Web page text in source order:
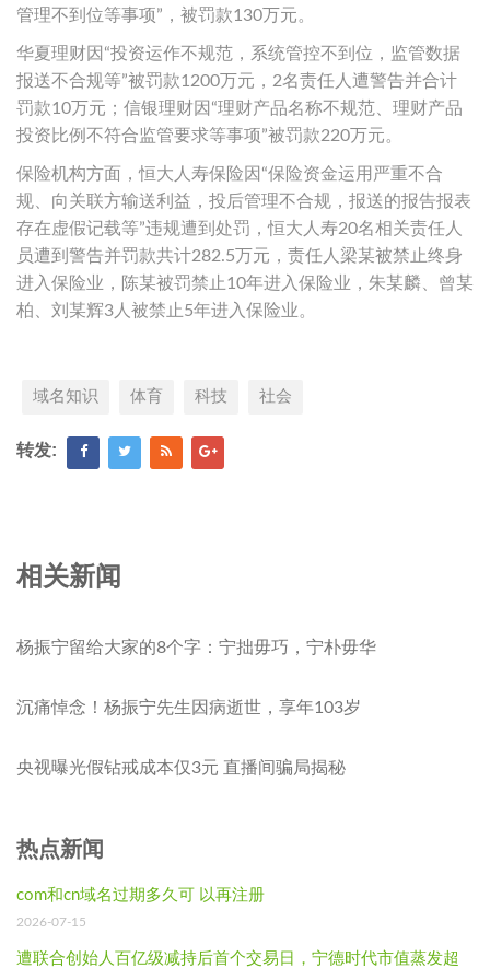
管理不到位等事项”，被罚款130万元。
华夏理财因“投资运作不规范，系统管控不到位，监管数据
报送不合规等”被罚款1200万元，2名责任人遭警告并合计
罚款10万元；信银理财因“理财产品名称不规范、理财产品
投资比例不符合监管要求等事项”被罚款220万元。
保险机构方面，恒大人寿保险因“保险资金运用严重不合
规、向关联方输送利益，投后管理不合规，报送的报告报表
存在虚假记载等”违规遭到处罚，恒大人寿20名相关责任人
员遭到警告并罚款共计282.5万元，责任人梁某被禁止终身
进入保险业，陈某被罚禁止10年进入保险业，朱某麟、曾某
柏、刘某辉3人被禁止5年进入保险业。
域名知识 体育 科技 社会
转发:
相关新闻
杨振宁留给大家的8个字：宁拙毋巧，宁朴毋华
沉痛悼念！杨振宁先生因病逝世，享年103岁
央视曝光假钻戒成本仅3元 直播间骗局揭秘
热点新闻
com和cn域名过期多久可 以再注册
2026-07-15
遭联合创始人百亿级减持后首个交易日，宁德时代市值蒸发超